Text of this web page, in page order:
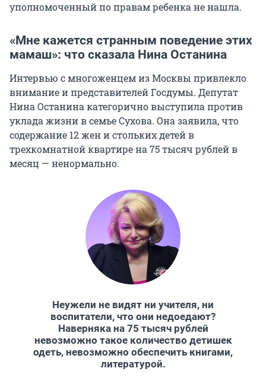
уполномоченный по правам ребенка не нашла.
«Мне кажется странным поведение этих
мамаш»: что сказала Нина Останина
Интервью с многоженцем из Москвы привлекло
внимание и представителей Госдумы. Депутат
Нина Останина категорично выступила против
уклада жизни в семье Сухова. Она заявила, что
содержание 12 жен и стольких детей в
трехкомнатной квартире на 75 тысяч рублей в
месяц — ненормально.
Неужели не видят ни учителя, ни
воспитатели, что они недоедают?
Наверняка на 75 тысяч рублей
невозможно такое количество детишек
одеть, невозможно обеспечить книгами,
литературой.